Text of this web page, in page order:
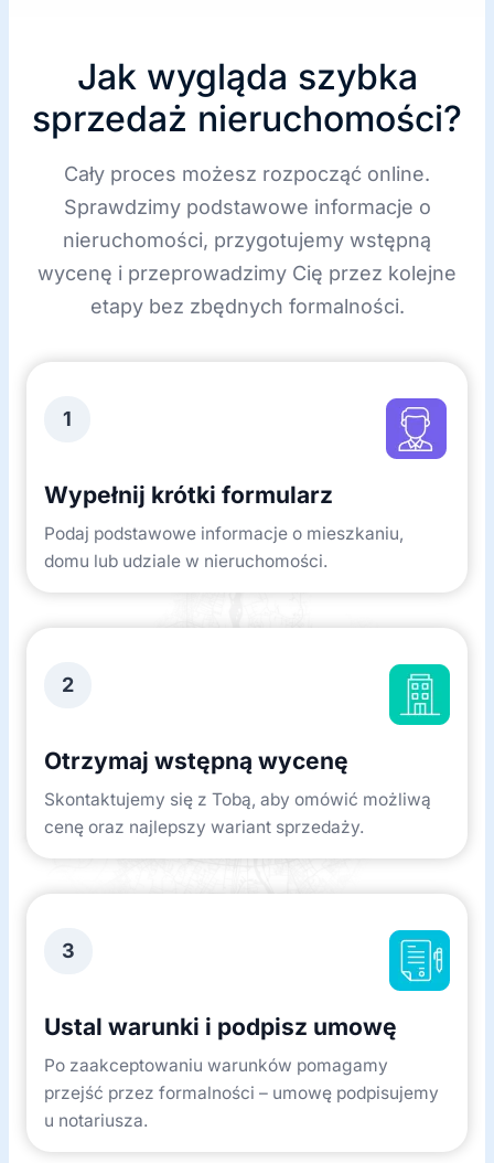
Jak wygląda szybka
sprzedaż nieruchomości?
Cały proces możesz rozpocząć online.
Sprawdzimy podstawowe informacje o
nieruchomości, przygotujemy wstępną
wycenę i przeprowadzimy Cię przez kolejne
etapy bez zbędnych formalności.
1
Wypełnij krótki formularz
Podaj podstawowe informacje o mieszkaniu,
domu lub udziale w nieruchomości.
2
Otrzymaj wstępną wycenę
Skontaktujemy się z Tobą, aby omówić możliwą
cenę oraz najlepszy wariant sprzedaży.
3
Ustal warunki i podpisz umowę
Po zaakceptowaniu warunków pomagamy
przejść przez formalności – umowę podpisujemy
u notariusza.